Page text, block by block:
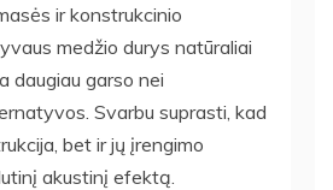
ir konstrukcinio
medžio durys natūraliai
daugiau garso nei
Svarbu suprasti, kad
bet ir jų įrengimo
akustinį efektą.